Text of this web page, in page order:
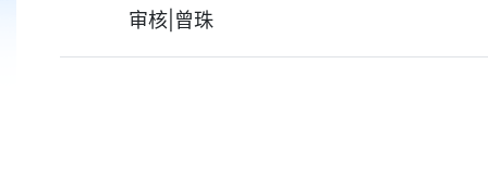
审核|曾珠